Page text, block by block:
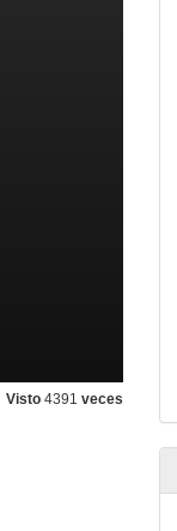
Visto 4391 veces